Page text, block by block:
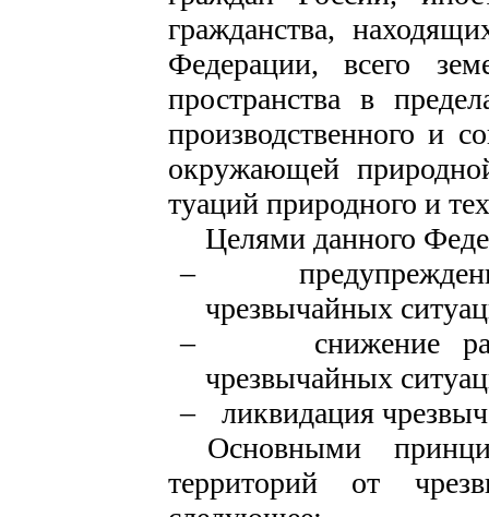
гражданства,
Федерации, всего
пространства в
производственного и
окружающей
туаций природного и
Целями данного
–
чрезвычайных
–
снижение
чрезвычайных
–
ликвидация
Основными
территорий от